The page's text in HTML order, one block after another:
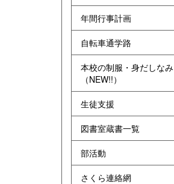
年間行事計画
自転車通学路
本校の制服・身だしなみ
（NEW!!）
生徒支援
図書室蔵書一覧
部活動
さくら連絡網